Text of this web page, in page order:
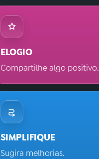
ELOGIO
Compartilhe algo positivo.
SIMPLIFIQUE
Sugira melhorias.